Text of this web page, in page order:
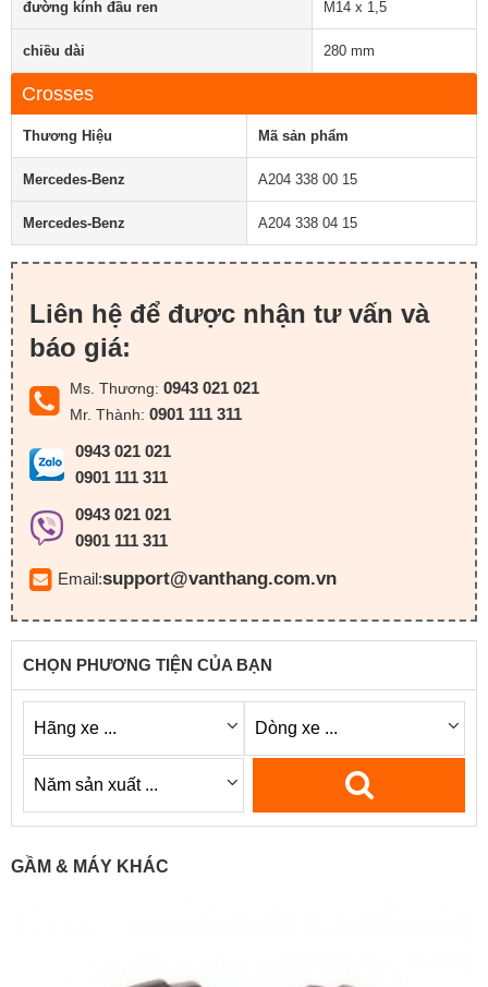
đường kính đầu ren M14 x 1,5
chiều dài 280 mm
Crosses
Thương Hiệu Mã sản phẩm
Mercedes-Benz A204 338 00 15
Mercedes-Benz A204 338 04 15
Liên hệ để được nhận tư vấn và
báo giá:
Ms. Thương: 0943 021 021
Mr. Thành: 0901 111 311
0943 021 021
0901 111 311
0943 021 021
0901 111 311
Email:support@vanthang.com.vn
CHỌN PHƯƠNG TIỆN CỦA BẠN
GẦM & MÁY KHÁC